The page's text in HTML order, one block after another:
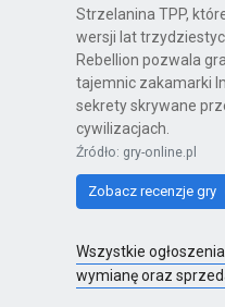
Kinect
X360
PS4
Strzelanina TPP,
wersji lat
Rebellion pozwala
tajemnic zakamarki
sekrety skrywane
cywilizacjach.
Źródło: gry-online.pl
Zobacz recenzje gry
Wszystkie
wymianę oraz